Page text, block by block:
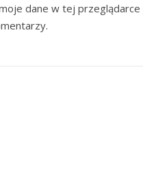
dane w tej przeglądarce